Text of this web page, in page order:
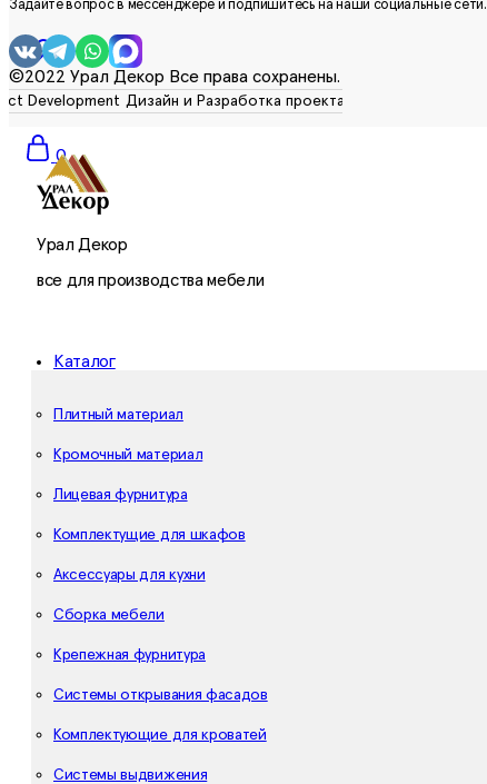
0
0
Задайте вопрос в мессенджере и подпишитесь на наши социальные сети.
©2022 Урал Декор Все права сохранены.
Урал Декор
все для производства мебели
Каталог
Плитный материал
Кромочный материал
Лицевая фурнитура
Комплектущие для шкафов
Аксессуары для кухни
Сборка мебели
Крепежная фурнитура
Системы открывания фасадов
Комплектующие для кроватей
Системы выдвижения